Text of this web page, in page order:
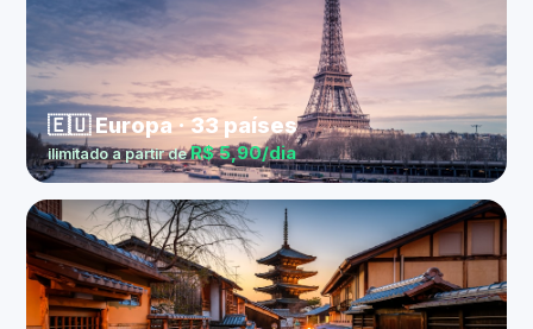
🇪🇺 Europa · 33 países
ilimitado a partir deR$ 5,90/dia